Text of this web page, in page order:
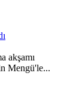
akşamı
Mengü'le...